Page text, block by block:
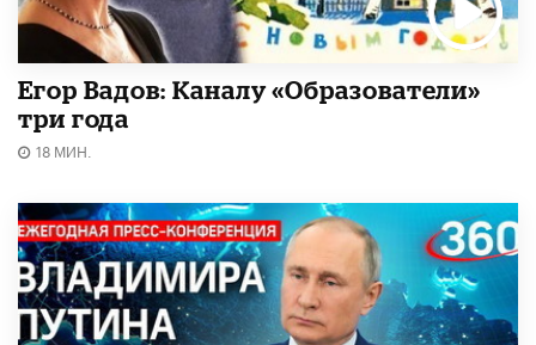
Егор Вадов: Каналу «Образователи»
три года
18 МИН.